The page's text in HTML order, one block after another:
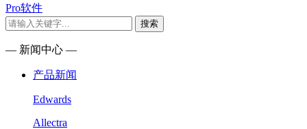
Pro软件
搜索
— 新闻中心 —
产品新闻
Edwards
Allectra